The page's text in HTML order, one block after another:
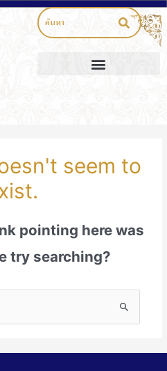
seem to
pointing here was
try searching?